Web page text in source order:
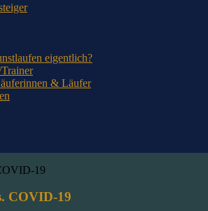
eigentlich?
& Läufer
COVID-19